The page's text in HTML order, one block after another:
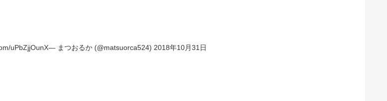
uPbZjjOunX— まつおるか (@matsuorca524) 2018年10月31日